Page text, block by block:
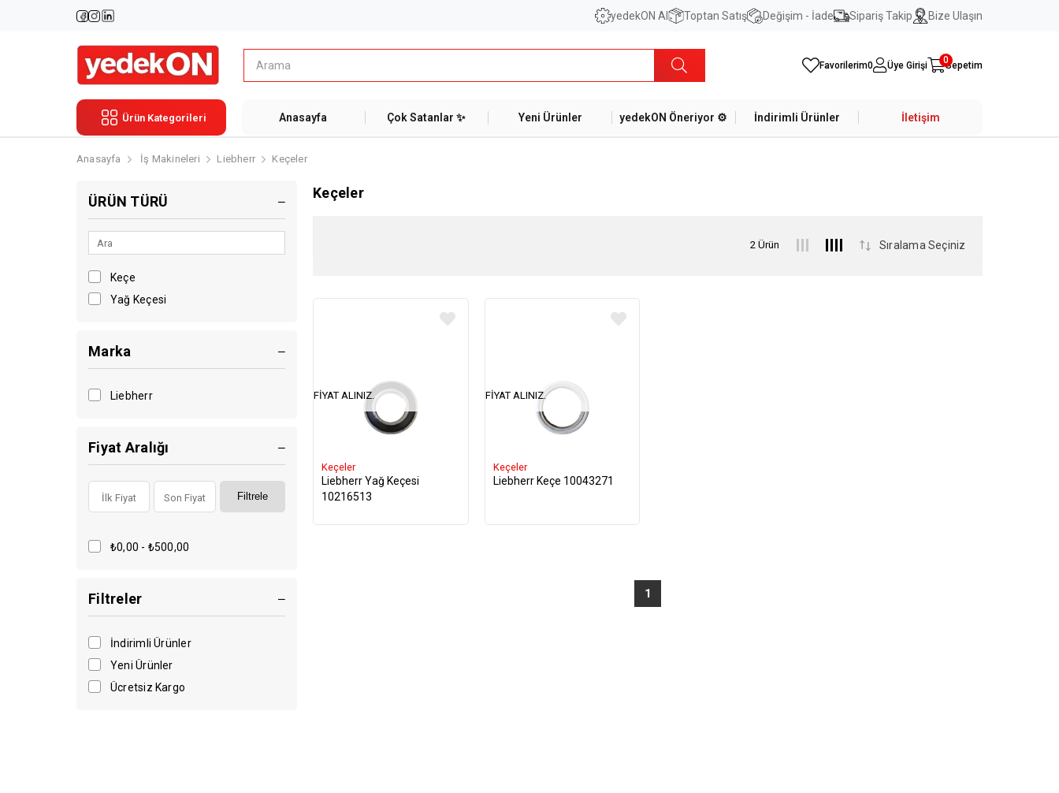
yedekON AI Toptan Satış Değişim - İade Sipariş Takip Bize Ulaşın
Favorilerim0 Üye Girişi Sepetim
0
Ürün Kategorileri Anasayfa Çok Satanlar ✨ Yeni Ürünler yedekON Öneriyor ⚙️ İndirimli Ürünler İletişim
Anasayfa İş Makineleri Liebherr Keçeler
ÜRÜN TÜRÜ
Keçe
Yağ Keçesi
Marka
Liebherr
Fiyat Aralığı
Filtrele
₺0,00 - ₺500,00
Filtreler
İndirimli Ürünler
Yeni Ürünler
Ücretsiz Kargo
Keçeler
2 Ürün
Keçeler
Liebherr Yağ Keçesi
10216513
FIYAT ALINIZ.
Keçeler
Liebherr Keçe 10043271
FIYAT ALINIZ.
1